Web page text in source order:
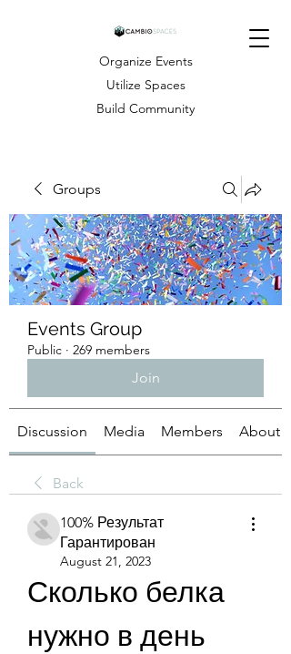
Organize Events
Utilize Spaces
Build Community
Groups
Events Group
Public · 269 members
Join
Discussion Media Members About
Back
100% Результат
Гарантирован
August 21, 2023
Сколько белка
нужно в день